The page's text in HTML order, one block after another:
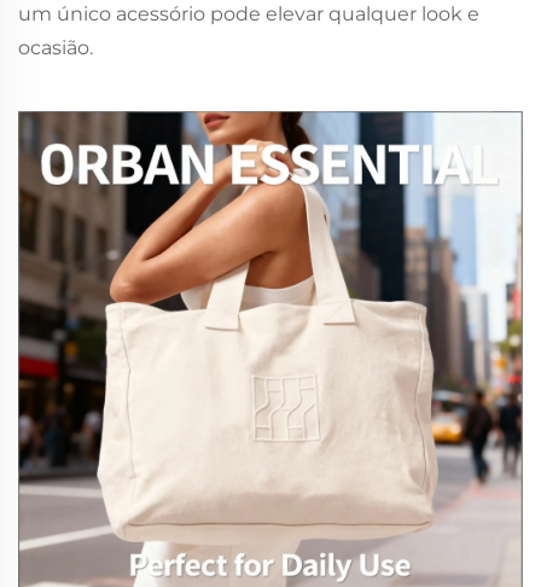
um único acessório pode elevar qualquer look e
ocasião.